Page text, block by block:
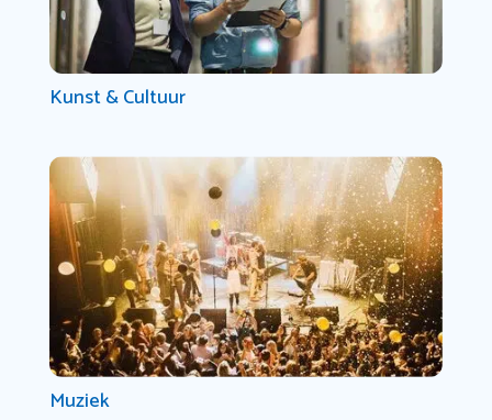
Kunst & Cultuur
Muziek